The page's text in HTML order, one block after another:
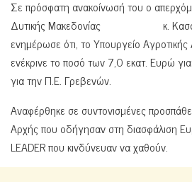
Σε πρόσφατη ανακοίνωσή του ο
Δυτικής Μακεδονίας κ.
ενημέρωσε ότι, το Υπουργείο
ενέκρινε το ποσό των 7,0 εκατ. Ευρώ
για την Π.Ε. Γρεβενών.
Αναφέρθηκε σε συντονισμένες
Αρχής που οδήγησαν στη διασφάλιση
LEADER που κινδύνευαν να χαθούν.